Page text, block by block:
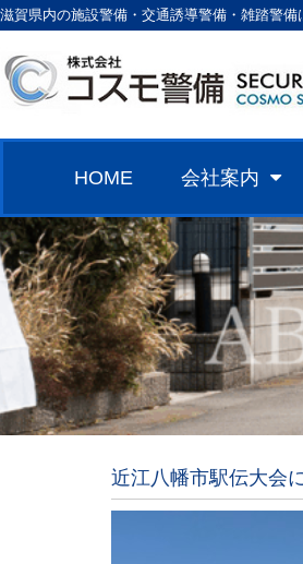
滋賀県内の施設警備・交通誘導警備・雑踏警
HOME 会社案内
近江八幡市駅伝大会